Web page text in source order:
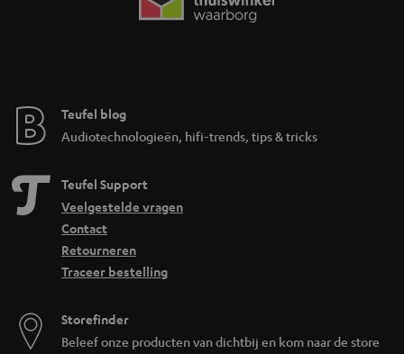
Teufel blog
Audiotechnologieën, hifi-trends, tips & tricks
Teufel Support
Veelgestelde vragen
Contact
Retourneren
Traceer bestelling
Storefinder
Beleef onze producten van dichtbij en kom naar de store